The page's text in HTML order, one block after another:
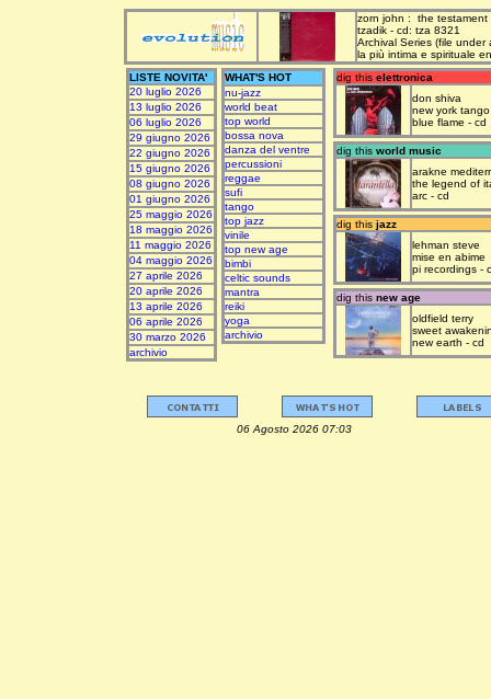
zorn john : the testament
tzadik - cd: tza 8321
Archival Series (file under
la più intima e spirituale
LISTE NOVITA'
20 luglio 2026
13 luglio 2026
06 luglio 2026
29 giugno 2026
22 giugno 2026
15 giugno 2026
08 giugno 2026
01 giugno 2026
25 maggio 2026
18 maggio 2026
11 maggio 2026
04 maggio 2026
27 aprile 2026
20 aprile 2026
13 aprile 2026
06 aprile 2026
30 marzo 2026
archivio
WHAT'S HOT
nu-jazz
world beat
top world
bossa nova
danza del ventre
percussioni
reggae
sufi
tango
top jazz
vinile
top new age
bimbi
celtic sounds
mantra
reiki
yoga
archivio
dig this elettronica
don shiva
new york tango
blue flame - cd
dig this world music
arakne
the legend of
arc - cd
dig this jazz
lehman steve
mise en abime
pi recordings -
dig this new age
oldfield terry
sweet
new earth - cd
06 Agosto 2026 07:03